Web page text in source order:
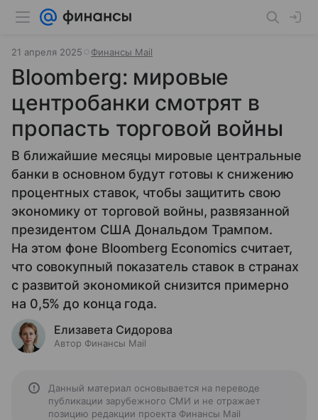
21 апреля 2025 Финансы Mail
Bloomberg: мировые
центробанки смотрят в
пропасть торговой войны
В ближайшие месяцы мировые центральные
банки в основном будут готовы к снижению
процентных ставок, чтобы защитить свою
экономику от торговой войны, развязанной
президентом США Дональдом Трампом.
На этом фоне Bloomberg Economics считает,
что совокупный показатель ставок в странах
с развитой экономикой снизится примерно
на 0,5% до конца года.
Елизавета Сидорова
Автор Финансы Mail
Данный материал основывается на переводе
публикации зарубежного СМИ и не отражает
позицию редакции проекта Финансы Mail